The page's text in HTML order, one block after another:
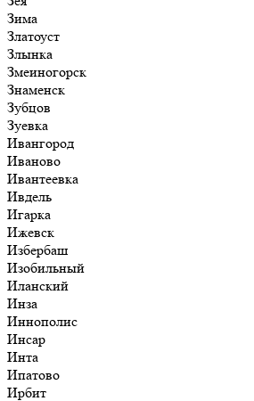
Зима
Златоуст
Злынка
Змеиногорск
Знаменск
Зубцов
Зуевка
Ивангород
Иваново
Ивантеевка
Ивдель
Игарка
Ижевск
Избербаш
Изобильный
Иланский
Инза
Иннополис
Инсар
Инта
Ипатово
Ирбит